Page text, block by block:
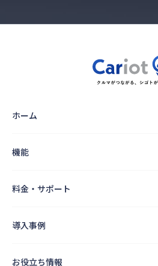
ホーム
機能
料金・サポート
導入事例
お役立ち情報